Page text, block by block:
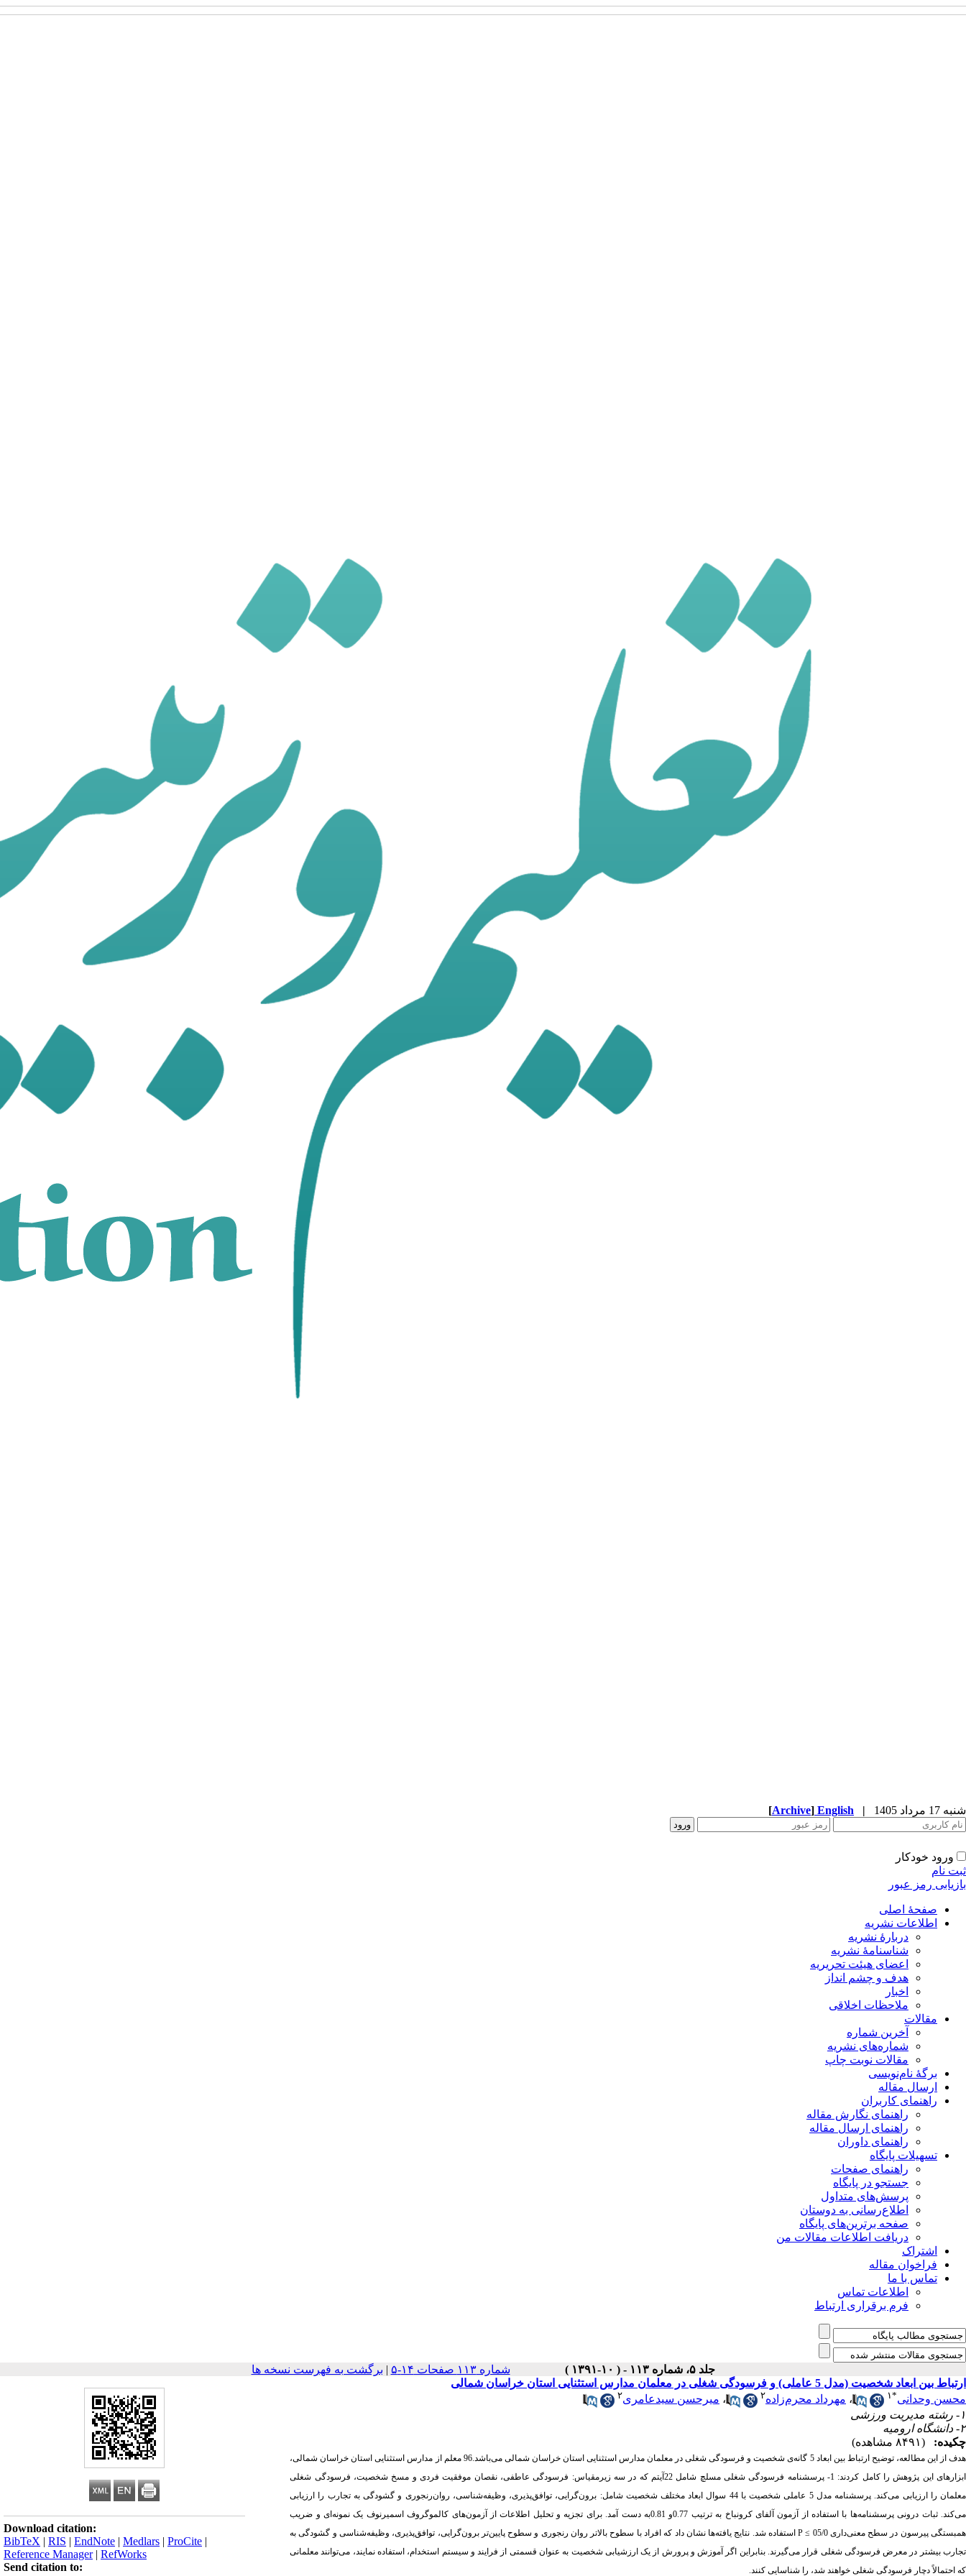
شنبه 17 مرداد 1405 |
English
[Archive]
ورود خودکار
ثبت نام
بازیابی رمز عبور
صفحۀ اصلی
اطلاعات نشریه
دربارۀ نشریه
شناسنامۀ نشریه
اعضای هیئت تحریریه
هدف و چشم انداز
اخبار
ملاحظات اخلاقی
مقالات
آخرین شماره
شماره‌های نشریه
مقالات نوبت چاپ
برگۀ نام‌نویسی
ارسال مقاله
راهنمای کاربران
راهنمای نگارش مقاله
راهنمای ارسال مقاله
راهنمای داوران
تسهیلات پایگاه
راهنمای صفحات
جستجو در پایگاه
پرسش‌های متداول
اطلاع‌رسانی به دوستان
صفحه برترین‌های پایگاه
دریافت اطلاعات مقالات من
اشتراک
فراخوان مقاله
تماس با ما
اطلاعات تماس
فرم برقراری ارتباط
جلد ۵، شماره ۱۱۳ - ( ۱۰-۱۳۹۱ ) شماره ۱۱۳ صفحات ۱۴-۵ | برگشت به فهرست نسخه ها
Download citation:
BibTeX | RIS | EndNote | Medlars | ProCite |
Reference Manager| RefWorks
Send citation to:
ارتباط بین ابعاد شخصیت (مدل 5 عاملی) و فرسودگی شغلی در معلمان مدارس استثنایی استان خراسان شمالی
محسن وحدانی*۱ ، مهرداد محرم‌زاده۲ ، میرحسن سیدعامری۲
۱- رشته مدیریت ورزشی
۲- دانشگاه ارومیه
چکیده:
(۸۴۹۱ مشاهده)
هدف از این مطالعه، توضیح ارتباط بین ابعاد 5 گانه‌ی شخصیت و فرسودگی شغلی در معلمان مدارس استثنایی استان خراسان شمالی می‌باشد.96 معلم از مدارس استثنایی استان خراسان شمالی،
ابزارهای این پژوهش را کامل کردند: 1- پرسشنامه فرسودگی شغلی مسلچ
شامل 22آیتم که در سه زیرمقیاس: فرسودگی عاطفی، نقصان موفقیت فردی و مسخ شخصیت، فرسودگی شغلی
معلمان را ارزیابی می‌کند. پرسشنامه مدل 5 عاملی شخصیت با 44 سوال ابعاد مختلف شخصیت شامل: برون‌گرایی، توافق‌پذیری، وظیفه‌شناسی، روان‌رنجوری و گشودگی به تجارب را ارزیابی
می‌کند. ثبات درونی پرسشنامه‌ها با استفاده از آزمون آلفای کرونباخ به ترتیب 0.77و 0.81به دست آمد. برای تجزیه و تحلیل اطلاعات از آزمون‌های کالموگروف اسمیرنوف یک نمونه‌ای و ضریب
همبستگی پیرسون در سطح معنی‌داری 05/0
≤
Pاستفاده شد. نتایج یافته‌ها نشان داد که افراد با سطوح بالاتر روان رنجوری و سطوح پایین‌تر برون‌گرایی، توافق‌پذیری، وظیفه‌شناسی و گشودگی به
تجارب بیشتر در معرض فرسودگی شغلی قرار می‌گیرند. بنابراین اگر آموزش و پرورش از یک ارزشیابی شخصیت به عنوان قسمتی از فرایند و سیستم استخدام، استفاده نمایند، می‌توانند معلمانی
که احتمالاً دچار فرسودگی شغلی خواهند شد، را شناسایی کنند.